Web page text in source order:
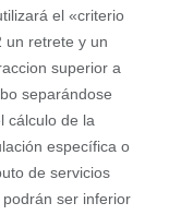
el «criterio
un retrete y un
superior a
separándose
cálculo de la
específica o
de servicios
ser inferior